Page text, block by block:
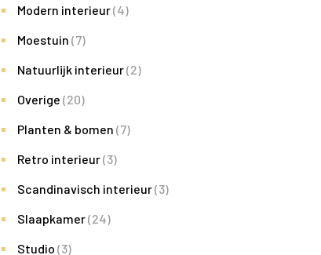
Modern interieur(4)
Moestuin (7)
Natuurlijk interieur(2)
Overige (20)
Planten & bomen (7)
Retro interieur(3)
Scandinavisch interieur(3)
Slaapkamer(24)
Studio (3)